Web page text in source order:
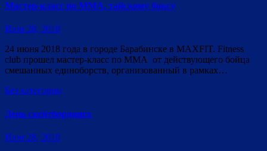
Мастер-класс по ММА, тайскому боксу
Июн 28, 2018
24 июня 2018 года в городе Барабинске в MAXFIT. Fitness
club прошел мастер-класс по ММА от действующего бойца
смешанных единоборств, организованный в рамках…
Без категории
День скейтбординга
Июн 28, 2018